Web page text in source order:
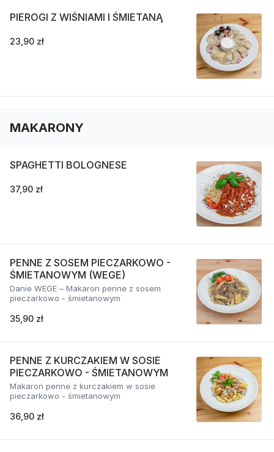
PIEROGI Z WIŚNIAMI I ŚMIETANĄ
23,90 zł
MAKARONY
SPAGHETTI BOLOGNESE
37,90 zł
PENNE Z SOSEM PIECZARKOWO -
ŚMIETANOWYM (WEGE)
Danie WEGE – Makaron penne z sosem
pieczarkowo - śmietanowym
35,90 zł
PENNE Z KURCZAKIEM W SOSIE
PIECZARKOWO - ŚMIETANOWYM
Makaron penne z kurczakiem w sosie
pieczarkowo - śmietanowym
36,90 zł